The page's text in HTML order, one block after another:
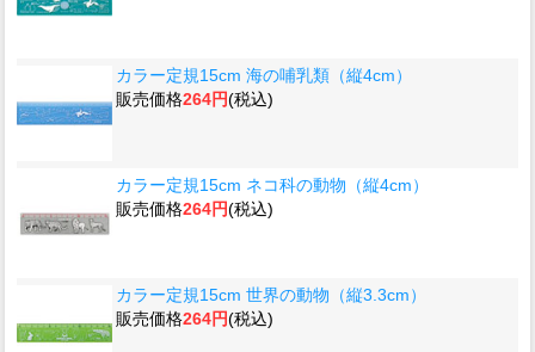
カラー定規15cm 海の哺乳類（縦4cm）
販売価格264円(税込)
カラー定規15cm ネコ科の動物（縦4cm）
販売価格264円(税込)
カラー定規15cm 世界の動物（縦3.3cm）
販売価格264円(税込)